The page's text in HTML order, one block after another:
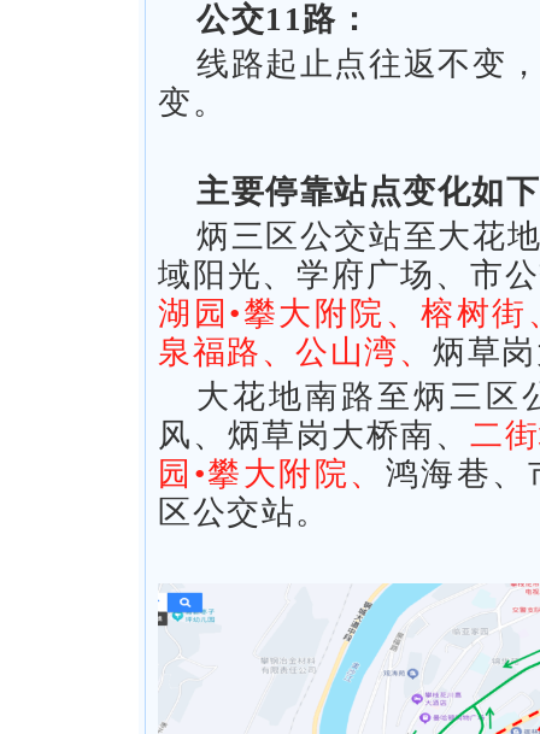
公交11路：
线路起止点往返不变
变。
主要停靠站点变化如
炳三区公交站至大花
域阳光、学府广场、市
湖园•攀大附院、榕树
泉福路、公山湾、 炳草
大花地南路至炳三区
风、炳草岗大桥南、 二
园•攀大附院、 鸿海巷、
区公交站。